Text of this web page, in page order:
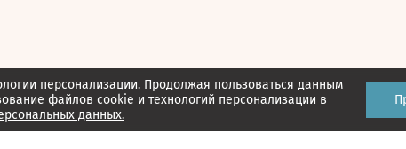
персонализации. Продолжая пользоваться данным
файлов cookie и технологий персонализации в
данных.